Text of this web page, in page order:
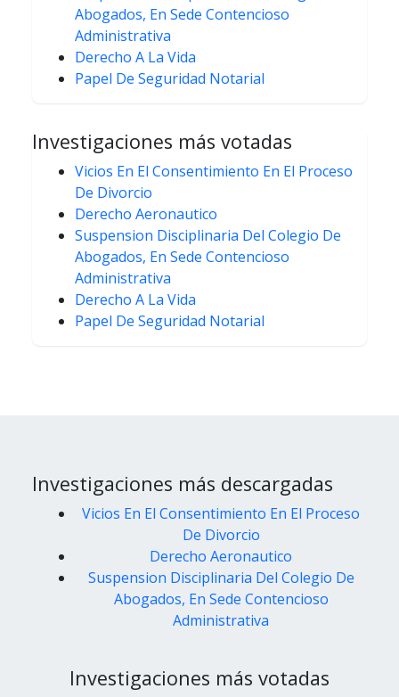
Abogados, En Sede Contencioso
Administrativa
Derecho A La Vida
Papel De Seguridad Notarial
Investigaciones más votadas
Vicios En El Consentimiento En El Proceso
De Divorcio
Derecho Aeronautico
Suspension Disciplinaria Del Colegio De
Abogados, En Sede Contencioso
Administrativa
Derecho A La Vida
Papel De Seguridad Notarial
Investigaciones más descargadas
Vicios En El Consentimiento En El Proceso
De Divorcio
Derecho Aeronautico
Suspension Disciplinaria Del Colegio De
Abogados, En Sede Contencioso
Administrativa
Investigaciones más votadas